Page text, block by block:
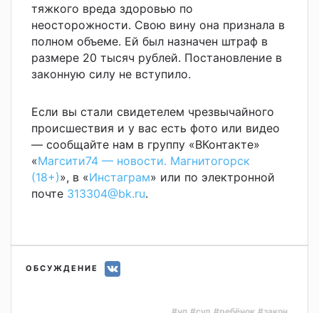
тяжкого вреда здоровью по
неосторожности. Свою вину она признала в
полном объеме. Ей был назначен штраф в
размере 20 тысяч рублей. Постановление в
законную силу не вступило.
Если вы стали свидетелем чрезвычайного
происшествия и у вас есть фото или видео
— сообщайте нам в группу «ВКонтакте»
«Магсити74 — новости. Магнитогорск
(18+)», в «Инстаграм» или по электронной
почте 313304@bk.ru.
ОБСУЖДЕНИЕ